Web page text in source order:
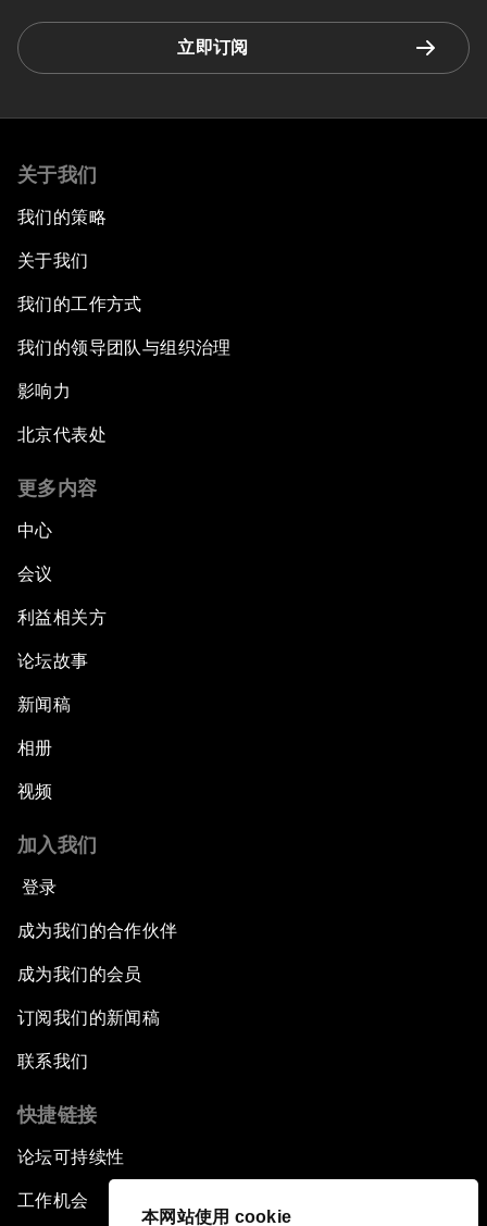
本网站使用 cookie
立即订阅
关于我们
我们的策略
关于我们
我们的工作方式
我们的领导团队与组织治理
影响力
北京代表处
更多内容
中心
会议
利益相关方
论坛故事
新闻稿
相册
视频
加入我们
登录
成为我们的合作伙伴
成为我们的会员
订阅我们的新闻稿
联系我们
快捷链接
论坛可持续性
工作机会